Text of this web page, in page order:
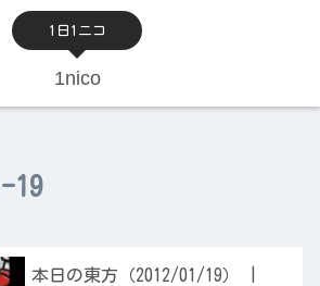
1日1ニコ
1nico
19
本日の東方（2012/01/19） |